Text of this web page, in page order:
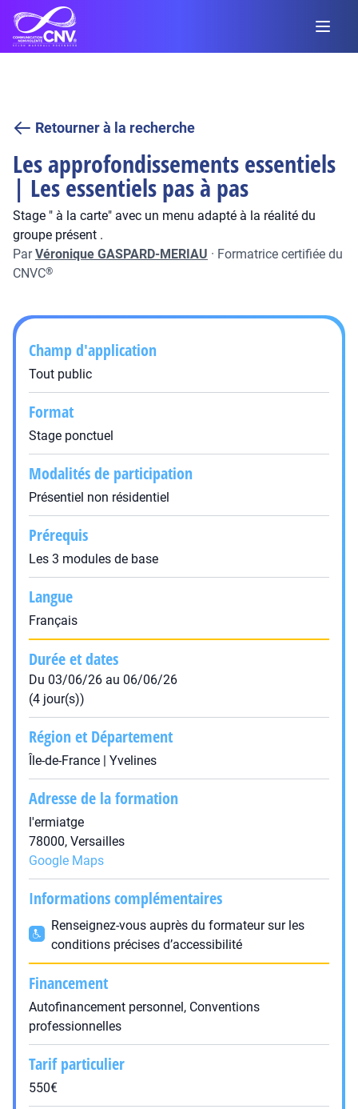
Retourner à la recherche
Les approfondissements essentiels
| Les essentiels pas à pas
Stage " à la carte" avec un menu adapté à la réalité du
groupe présent .
ParVéronique GASPARD-MERIAU · Formatrice certifiée du
CNVC®
Champ d'application
Tout public
Format
Stage ponctuel
Modalités de participation
Présentiel non résidentiel
Prérequis
Les 3 modules de base
Langue
Français
Durée et dates
Du 03/06/26 au 06/06/26
(4 jour(s))
Région et Département
Île-de-France | Yvelines
Adresse de la formation
l'ermiatge
78000, Versailles
Google Maps
Informations complémentaires
Renseignez-vous auprès du formateur sur les
conditions précises d’accessibilité
Financement
Autofinancement personnel, Conventions
professionnelles
Tarif particulier
550€